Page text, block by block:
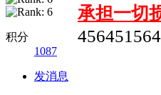
积分
1087
发消息
承担一切